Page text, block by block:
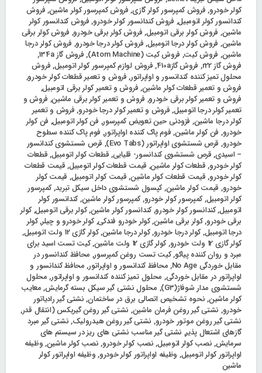
کولر خودرو,فروش کمپرسور کولر گازی,فروش کمپرسور کولر ماشین,فروش
کندانسور کولر اتومبیل, فروش کندانسور کولر خودرو,فروش کندانسور کولر
ماشین, فروش کولر برقی اتومبیل,فروش کولر برقی خودرو, فروش کولر برقی
ماشین, فروش کولر درجا اتومبیل,فروش کولر درجا خودرو, فروش کولر درجا
ماشین, فروش کیت, فروش کیت (Atom Machine) ,فروش گاز 134a
,
فروش گاز r22
, فروش گاز410a ,فروش لوازم کمپرسور کولر اتومبیل,فروش
محلول تمیز کننده کندانسور و اواپراتور,فروش و تعمیر قطعات کولر خودرو,
فروش و تعمیر قطعات کولر ماشین,فروش و تعمیر کولر برقی اتومبیل,
فروش و تعمیر کولر برقی خودرو, فروش و تعمیر کولر برقی ماشین, فروش و
تعمیر کولر درجا اتومبیل,فروش و تعمیر کولر درجا خودرو,فروش و تعمیر
کولر درجا ماشین, فزودنی حین تعویض کمپرسور, فن کولر اتومبیل, فن کولر
خودرو, فن کولر ماشین,فوم پاک کننده اواپراتور, فوم پاک کننده سطوح
خودرو, قرص شستشوی اواپراتور (Evo Tabs) , قرص شستشوی کندانسور
– اسیدی,قرص شستشوی کندانسور- قلیایی,قطعات کولر اتومبیل,قطعات
کولر خودرو,قطعات کولر ماشین, قیمت قطعات کولر اتومبیل,قیمت قطعات
کولر خودرو,قیمت قطعات کولر ماشین,قیمت کولر اتومبیل, قیمت کولر
خودرو, قیمت کولر ماشین,کپسول شستشوی داخل سیکل تبرید,کمپرسور
کولر اتومبیل,کمپرسور کولر خودرو,کمپرسور کولر ماشین,کندانسور کولر
اتومبیل,کندانسور کولر خودرو,کندانسور کولر ماشین,کولر برقی اتومبیل,کولر
برقی خودرو,کولر برقی ماشین,کولر خودرو فندکی,کولر خودرو و چیلر,کولر
درجا اتومبیل,کولر درجا خودرو,کولر درجا ماشین,کولر گازی 12 ولت اتومبیل
,
کولر گازی 12 ولت خودرو
,کولر گازی 12 ولت ماشین ,کیت تست اسید برای
مبرد و روان کننده پیاکو,کیت تست روغن کمپرسور, محافظ کندانسور در
مقابل خوردگی No Age
,محافظ کندانسور و اواپراتور,محافظ کندانسور و
اواپراتور در مقابل خوردگی, محلول تمیز کننده کندانسور و اواپراتور,محلول
شستشوی مدار شوفاژ(G3)
, محلول نشتی گیر سیکل بسته گرمایش,معایب
کولر ماشین,نحوه تشخیص اتصالی برق در ساختمان,نشتی گیر رادیاتور
خودرو, نشتی گیر روغن فرمان ماشین, نشتی گیر روغن گیربکس (انتقال قدر,
نشتی گیر روغن موتور خودرو, نشتی گیر روغن هیدرولیک,نشتی گیر مبرد
گازهای اشتعال پذیر, نشتی گیر مناسب نشتی های ریز در سیستم های
سرمایش,نصب کولر اتومبیل,نصب کولر خودرو,نصب کولر ماشین,وظیفه
اواپراتور کولر اتومبیل, وظیفه اواپراتور کولر خودرو,وظیفه اواپراتور کولر
ماشین